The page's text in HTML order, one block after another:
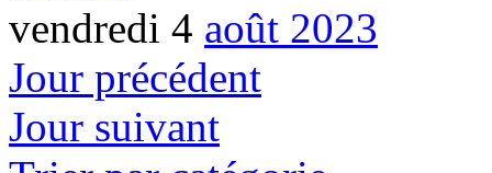
vendredi 4 août 2023
Jour précédent
Jour suivant